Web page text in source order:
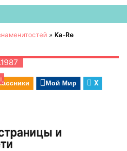
» Ka-Re
Мой Мир X
и